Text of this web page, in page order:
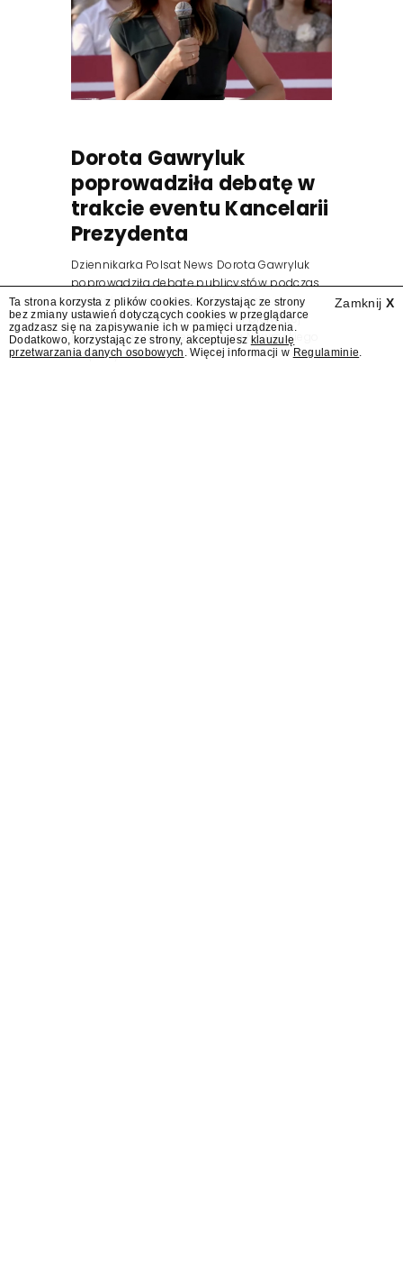
Dorota Gawryluk
poprowadziła debatę w
trakcie eventu Kancelarii
Prezydenta
Dziennikarka Polsat News Dorota Gawryluk
poprowadziła debatę publicystów podczas
zorganizowanego przez Kancelarię
Prezydenta wydarzenia z okazji pierwszej
rocznicy zaprzysiężenia Karola Nawrockiego
na prezydenta.
Zamknij X
Ta strona korzysta z plików cookies. Korzystając ze strony
bez zmiany ustawień dotyczących cookies w przeglądarce
zgadzasz się na zapisywanie ich w pamięci urządzenia.
Dodatkowo, korzystając ze strony, akceptujesz klauzulę
przetwarzania danych osobowych . Więcej informacji w Regulaminie.